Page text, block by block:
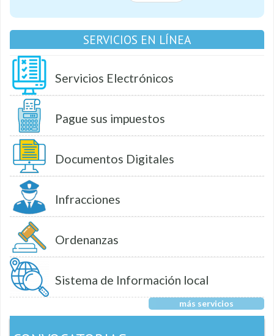
SERVICIOS EN LÍNEA
Servicios Electrónicos
Pague sus impuestos
Documentos Digitales
Infracciones
Ordenanzas
Sistema de Información local
más servicios